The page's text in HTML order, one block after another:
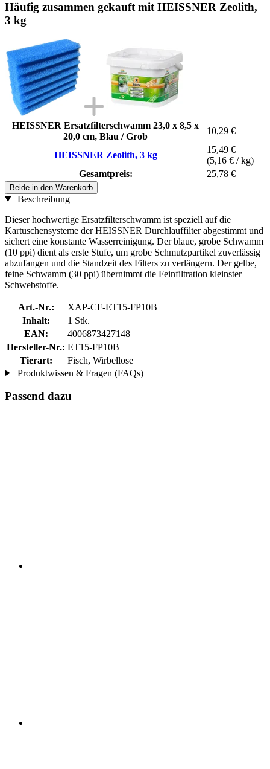
Häufig zusammen gekauft mit HEISSNER Zeolith,
3 kg
HEISSNER Ersatzfilterschwamm 23,0 x 8,5 x
20,0 cm, Blau / Grob
10,29 €
HEISSNER Zeolith, 3 kg
15,49 €
(5,16 € / kg)
Gesamtpreis:
25,78 €
Beide in den Warenkorb
Beschreibung
Dieser hochwertige Ersatzfilterschwamm ist speziell auf die
Kartuschensysteme der HEISSNER Durchlauffilter abgestimmt und
sichert eine konstante Wasserreinigung. Der blaue, grobe Schwamm
(10 ppi) dient als erste Stufe, um grobe Schmutzpartikel zuverlässig
abzufangen und die Standzeit des Filters zu verlängern. Der gelbe,
feine Schwamm (30 ppi) übernimmt die Feinfiltration kleinster
Schwebstoffe.
Art.-Nr.:
XAP-CF-ET15-FP10B
Inhalt:
1 Stk.
EAN:
4006873427148
Hersteller-Nr.: ET15-FP10B
Tierart:
Fisch, Wirbellose
Produktwissen & Fragen (FAQs)
Passend dazu